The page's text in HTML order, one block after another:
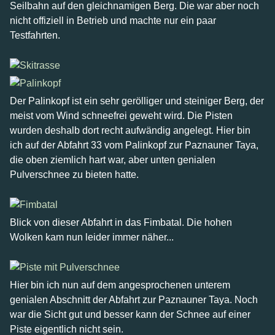
Seilbahn auf den gleichnamigen Berg. Die war aber noch
nicht offiziell in Betrieb und machte nur ein paar
Testfahrten.
Der Palinkopf ist ein sehr gerölliger und steiniger Berg, der
meist vom Wind schneefrei geweht wird. Die Pisten
wurden deshalb dort recht aufwändig angelegt. Hier bin
ich auf der Abfahrt 33 vom Palinkopf zur Paznauner Taya,
die oben ziemlich hart war, aber unten genialen
Pulverschnee zu bieten hatte.
Blick von dieser Abfahrt in das Fimbatal. Die hohen
Wolken kam nun leider immer näher...
Hier bin ich nun auf dem angesprochenen unterem
genialen Abschnitt der Abfahrt zur Paznauner Taya. Noch
war die Sicht gut und besser kann der Schnee auf einer
Piste eigentlich nicht sein.